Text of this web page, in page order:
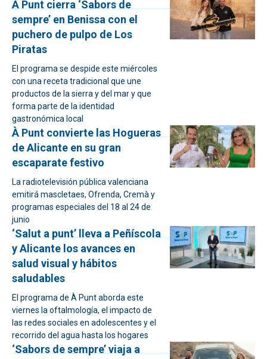
À Punt cierra ‘Sabors de
sempre’ en Benissa con el
puchero de pulpo de Los
Piratas
El programa se despide este miércoles
con una receta tradicional que une
productos de la sierra y del mar y que
forma parte de la identidad
gastronómica local
À Punt convierte las Hogueras
de Alicante en su gran
escaparate festivo
La radiotelevisión pública valenciana
emitirá mascletaes, Ofrenda, Cremà y
programas especiales del 18 al 24 de
junio
‘Salut a punt’ lleva a Peñíscola
y Alicante los avances en
salud visual y hábitos
saludables
El programa de À Punt aborda este
viernes la oftalmología, el impacto de
las redes sociales en adolescentes y el
recorrido del agua hasta los hogares
‘Sabors de sempre’ viaja a